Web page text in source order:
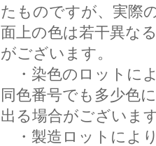
たものですが、実際
面上の色は若干異な
がございます。
・染色のロットに
同色番号でも多少色
出る場合がございま
・製造ロットによ